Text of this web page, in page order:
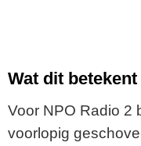
Wat dit
Voor NPO Radio 2
voorlopig